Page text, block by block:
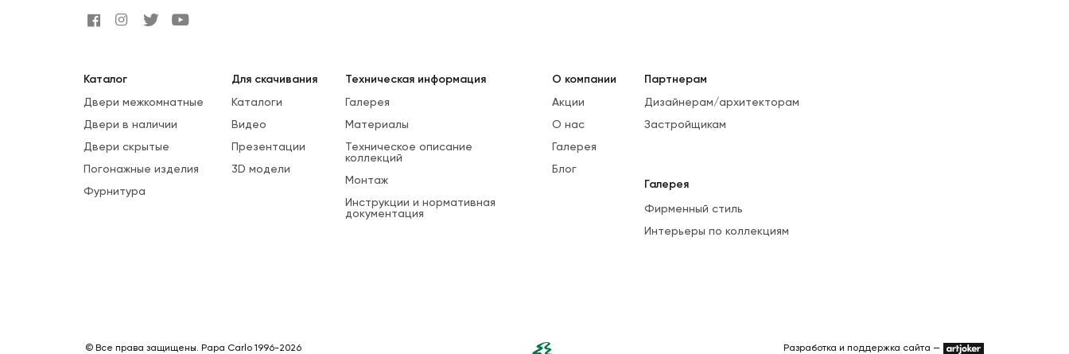
Каталог
Двери межкомнатные
Двери в наличии
Двери скрытые
Погонажные изделия
Фурнитура
Для скачивания
Каталоги
Видео
Презентации
3D модели
Техническая информация
Галерея
Материалы
Техническое описание
коллекций
Монтаж
Инструкции и нормативная
документация
О компании
Акции
О нас
Галерея
Блог
Партнерам
Дизайнерам/архитекторам
Застройщикам
Галерея
Фирменный стиль
Интерьеры по коллекциям
© Все права защищены. Papa Carlo 1996-2026 Разработка и поддержка сайта —